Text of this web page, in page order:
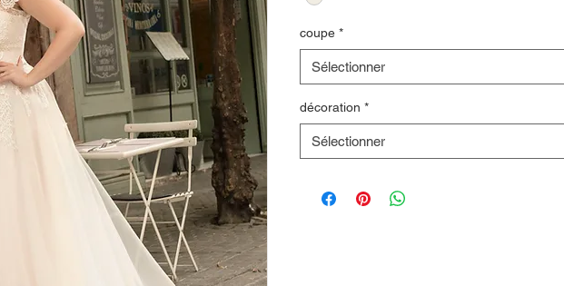
coupe *
Sélectionner
décoration *
Sélectionner